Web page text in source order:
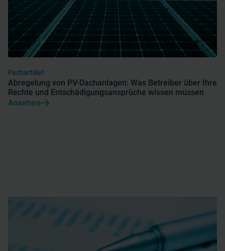
Fachartikel
Abregelung von PV-Dachanlagen: Was Betreiber über Ihre
Rechte und Entschädigungsansprüche wissen müssen
Ansehen